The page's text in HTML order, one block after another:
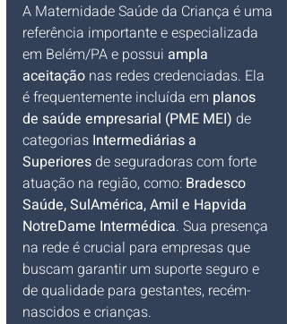
A Maternidade Saúde da Criança é uma
referência importante e especializada
em Belém/PA e possui ampla
aceitação nas redes credenciadas. Ela
é frequentemente incluída em planos
de saúde empresarial (PME MEI) de
categorias Intermediárias a
Superiores de seguradoras com forte
atuação na região, como: Bradesco
Saúde, SulAmérica, Amil e Hapvida
NotreDame Intermédica. Sua presença
na rede é crucial para empresas que
buscam garantir um suporte seguro e
de qualidade para gestantes, recém-
nascidos e crianças.